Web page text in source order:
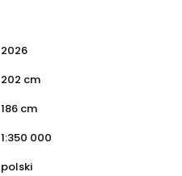
2026
202 cm
186 cm
1:350 000
polski